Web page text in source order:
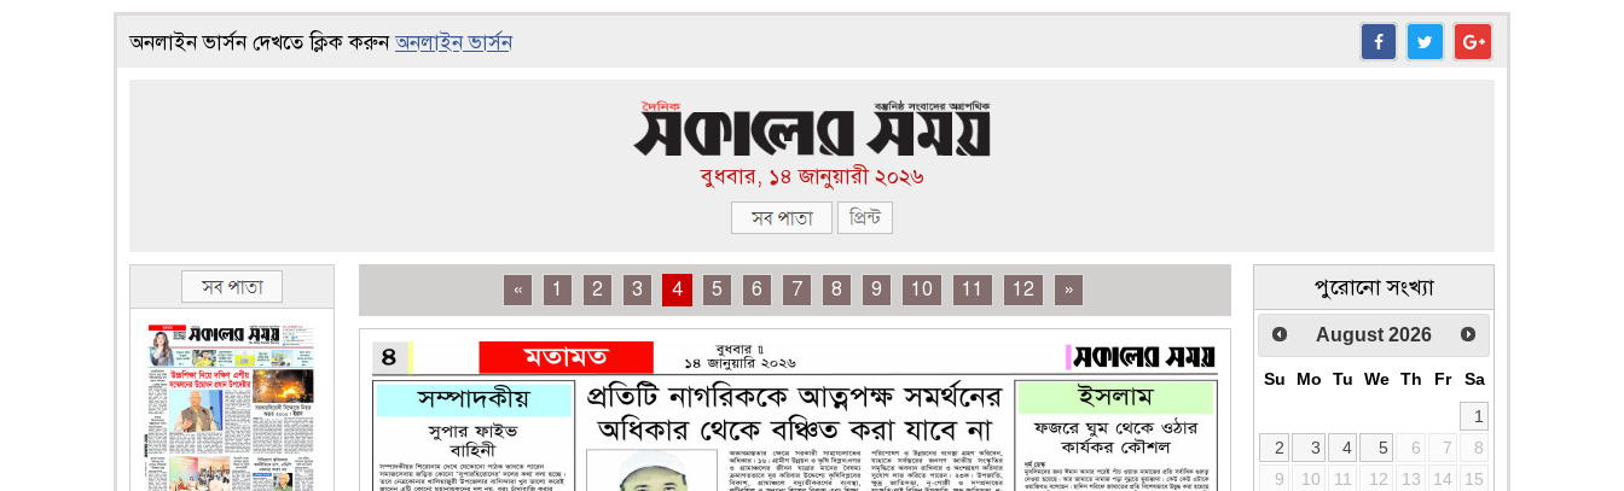
অনলাইন ভার্সন দেখতে ক্লিক করুনঅনলাইন ভার্সন
বুধবার, ১৪ জানুয়ারী ২০২৬
« 1 2 3 4 5 6 7 8 9 10 11 12 » পুরোনো সংখ্যা
August 2026
Su Mo Tu We Th Fr
Sa
1
2
3 4 5 6 7
8
9
10 11 12 13 14
15